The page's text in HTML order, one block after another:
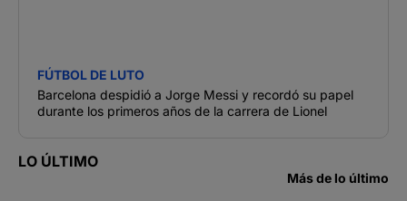
FÚTBOL DE LUTO
Barcelona despidió a Jorge Messi y recordó su papel
durante los primeros años de la carrera de Lionel
LO ÚLTIMO
Más de lo último